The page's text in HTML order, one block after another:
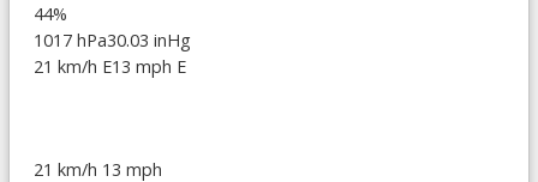
44%
1017 hPa30.03 inHg
21 km/h E13 mph E
21 km/h 13 mph